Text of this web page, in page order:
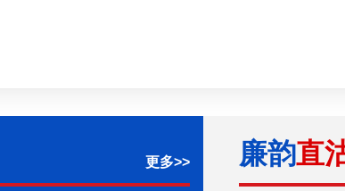
更多>> 廉韵直